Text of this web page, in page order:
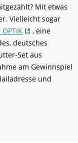
Mit etwas
Vielleicht sogar
, eine
deutsches
Set aus
am Gewinnspiel
und